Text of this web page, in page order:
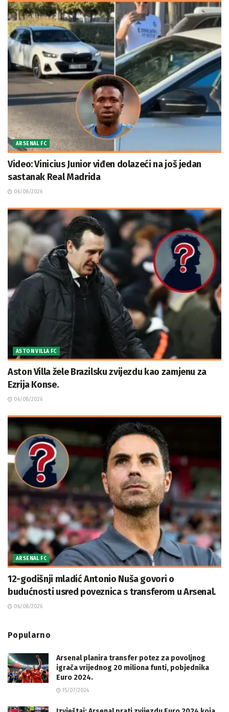
ARSENAL FC
Video: Vinicius Junior viđen dolazeći na još jedan
sastanak Real Madrida
06/08/2026
ASTON VILLA FC
Aston Villa žele Brazilsku zvijezdu kao zamjenu za
Ezrija Konse.
06/08/2026
ARSENAL FC
12-godišnji mladić Antonio Nuša govori o
budućnosti usred poveznica s transferom u Arsenal.
06/08/2026
Popularno
Arsenal planira transfer potez za povoljnog
igrača vrijednog 20 miliona funti, pobjednika
Euro 2024.
15/07/2024